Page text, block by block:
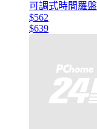
可調式時間羅
$562
$639